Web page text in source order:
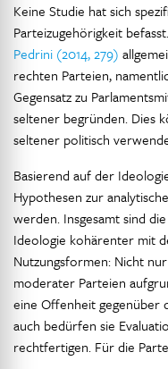
Keine Studie hat sich
Parteizugehörigkeit
Pedrini (2014, 279)
rechten Parteien,
Gegensatz zu
seltener begründen. Dies
seltener politisch
Basierend auf der
Hypothesen zur
werden. Insgesamt sind
Ideologie kohärenter mit
Nutzungsformen: Nicht
moderater Parteien
eine Offenheit gegenüber
auch bedürfen sie
rechtfertigen. Für die